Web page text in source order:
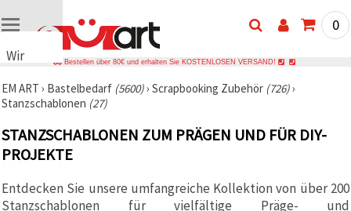
Wir
Cookies
🍪 Wir
Cookies
und
ähnliche
um das
ordnungsgemäße
0
Bestellen über 80€ und erhalten Sie KOSTENLOSEN VERSAND!
EM ART › Bastelbedarf (5600)› Scrapbooking Zubehör (726)›
Stanzschablonen (27)
STANZSCHABLONEN ZUM PRÄGEN UND FÜR DIY-
PROJEKTE
Entdecken Sie unsere umfangreiche Kollektion von über 200
Stanzschablonen für vielfältige Präge- und